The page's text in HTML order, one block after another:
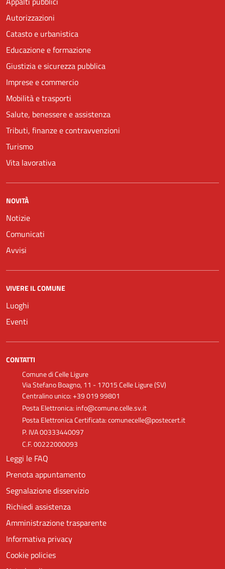
Autorizzazioni
Catasto e urbanistica
Educazione e formazione
Giustizia e sicurezza pubblica
Imprese e commercio
Mobilità e trasporti
Salute, benessere e assistenza
Tributi, finanze e contravvenzioni
Turismo
Vita lavorativa
NOVITÀ
Notizie
Comunicati
Avvisi
VIVERE IL COMUNE
Luoghi
Eventi
CONTATTI
Comune di Celle Ligure
Via Stefano Boagno, 11 - 17015 Celle Ligure (SV)
Centralino unico: +39 019 99801
Posta Elettronica: info@comune.celle.sv.it
Posta Elettronica Certificata: comunecelle@postecert.it
P. IVA 00333440097
C.F. 00222000093
Leggi le FAQ
Prenota appuntamento
Segnalazione disservizio
Richiedi assistenza
Amministrazione trasparente
Informativa privacy
Cookie policies